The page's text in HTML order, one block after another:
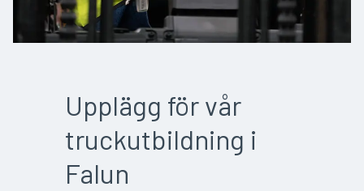
Upplägg för vår
truckutbildning i
Falun